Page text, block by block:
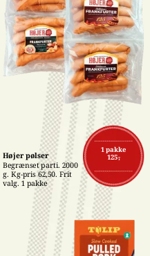
1 pakke
125,-
Højer pølser
Begrænset parti. 2000
g. Kg-pris 62,50. Frit
valg. 1 pakke